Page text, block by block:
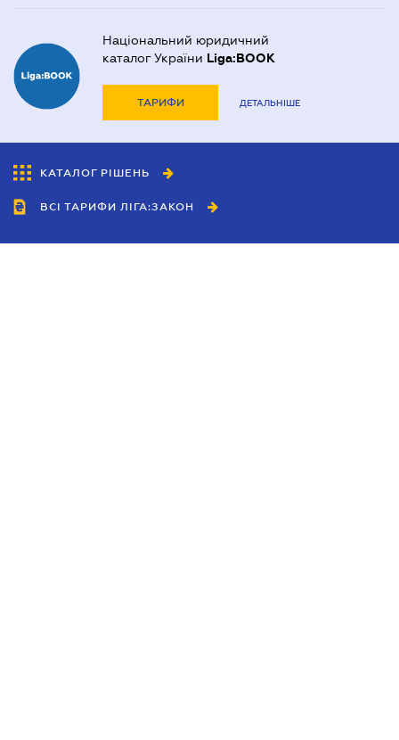
Національний юридичний
каталог України Liga:BOOK
ТАРИФИ ДЕТАЛЬНІШЕ
КАТАЛОГ РІШЕНЬ
ВСІ ТАРИФИ ЛІГА:ЗАКОН